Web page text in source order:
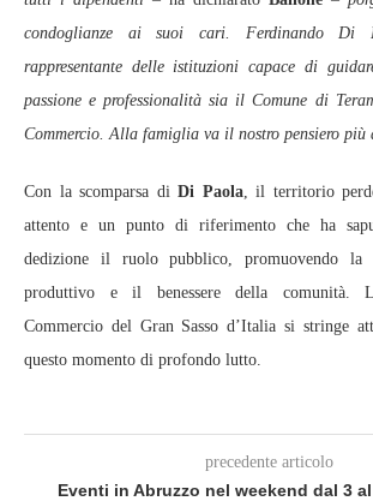
condoglianze ai suoi cari. Ferdinando
rappresentante delle istituzioni capace di
passione e professionalità sia il Comune di
Commercio. Alla famiglia va il nostro pensiero più
Con la scomparsa di Di Paola, il territorio
attento e un punto di riferimento che ha
dedizione il ruolo pubblico, promuovendo la
produttivo e il benessere della comunità.
Commercio del Gran Sasso d’Italia si stringe
questo momento di profondo lutto.
precedente articolo
Eventi in Abruzzo nel weekend dal 3